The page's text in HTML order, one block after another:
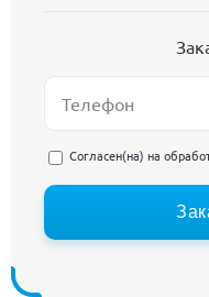
Согласен(на) на